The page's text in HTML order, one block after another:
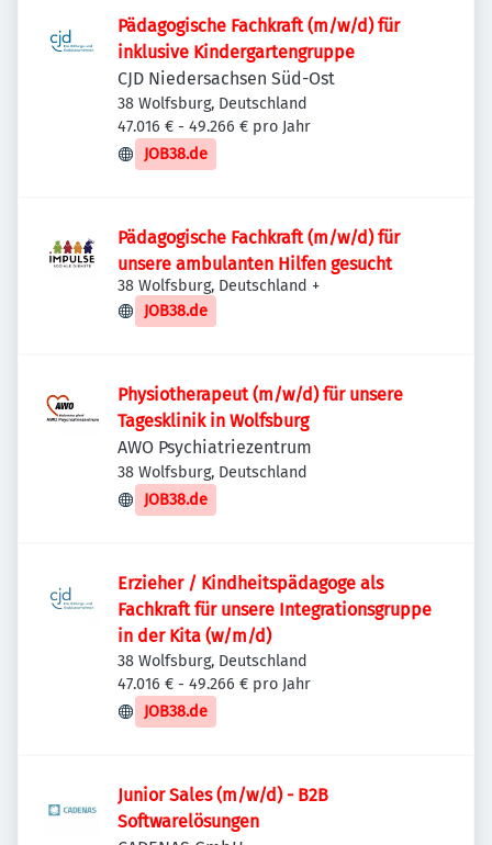
Pädagogische Fachkraft (m/w/d) für
inklusive Kindergartengruppe
CJD Niedersachsen Süd-Ost
38 Wolfsburg, Deutschland
47.016 € - 49.266 € pro Jahr
JOB38.de
Pädagogische Fachkraft (m/w/d) für
unsere ambulanten Hilfen gesucht
38 Wolfsburg, Deutschland +
JOB38.de
Physiotherapeut (m/w/d) für unsere
Tagesklinik in Wolfsburg
AWO Psychiatriezentrum
38 Wolfsburg, Deutschland
JOB38.de
Erzieher / Kindheitspädagoge als
Fachkraft für unsere Integrationsgruppe
in der Kita (w/m/d)
38 Wolfsburg, Deutschland
47.016 € - 49.266 € pro Jahr
JOB38.de
Junior Sales (m/w/d) - B2B
Softwarelösungen